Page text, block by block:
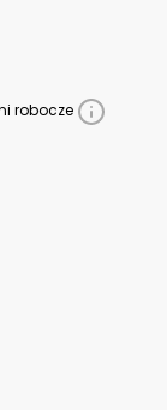
robocze